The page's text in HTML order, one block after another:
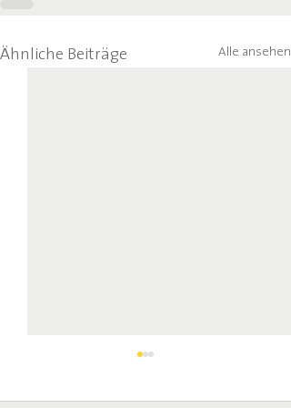
Ähnliche Beiträge Alle ansehen